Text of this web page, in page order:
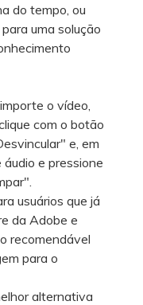
do tempo, ou
uma solução
o vídeo,
com o botão
e, em
e pressione
usuários que já
da Adobe e
recomendável
para o
alternativa